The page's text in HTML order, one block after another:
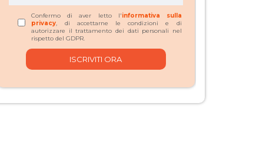
Confermo di aver letto l'informativa sulla
privacy, di accettarne le condizioni e di
autorizzare il trattamento dei dati personali nel
rispetto del GDPR.